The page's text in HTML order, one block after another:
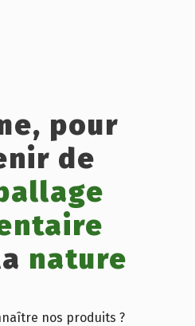
pour
de
nature
nos produits ?